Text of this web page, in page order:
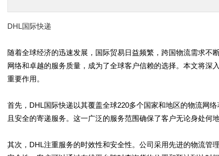
DHL国际快递
随着全球经济的迅速发展，国际贸易日益频繁，跨国物流需求
网络和卓越的服务质量，成为了全球客户信赖的选择。本文将
重要作用。
首先，DHL国际快递以其覆盖全球220多个国家和地区的物流网
且安全的寄递服务。这一广泛的服务范围确保了客户无论身处何
其次，DHL注重服务的时效性和安全性。公司采用先进的物流管